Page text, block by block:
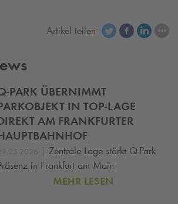
Artikel teilen
PARK ÜBERNIMMT
IN TOP-LAGE
AM FRANKFURTER
| Zentrale Lage stärkt Q-Park
in Frankfurt am Main
MEHR LESEN